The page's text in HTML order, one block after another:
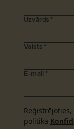
Uzvārds *
Valsts *
E-mail *
politikā